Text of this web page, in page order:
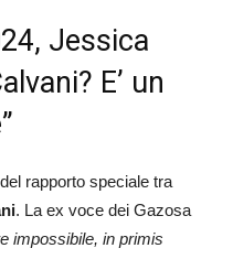
Jessica
E’ un
rapporto speciale tra
. La ex voce dei Gazosa
impossibile, in primis